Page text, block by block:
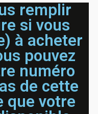
remplir
si vous
à acheter
pouvez
numéro
de cette
que votre